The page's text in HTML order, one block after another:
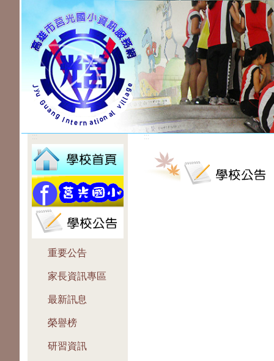
:::
重要公告
家長資訊專區
最新訊息
榮譽榜
研習資訊
:::